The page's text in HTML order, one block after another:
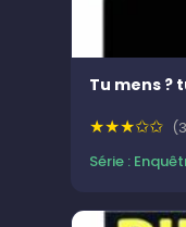
Tu mens ?
★★★✩✩
Série :